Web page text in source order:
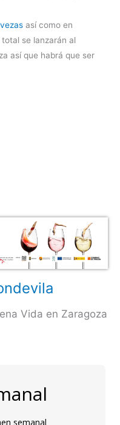
así como en
se lanzarán al
así que habrá que ser
Vida en Zaragoza
semanal